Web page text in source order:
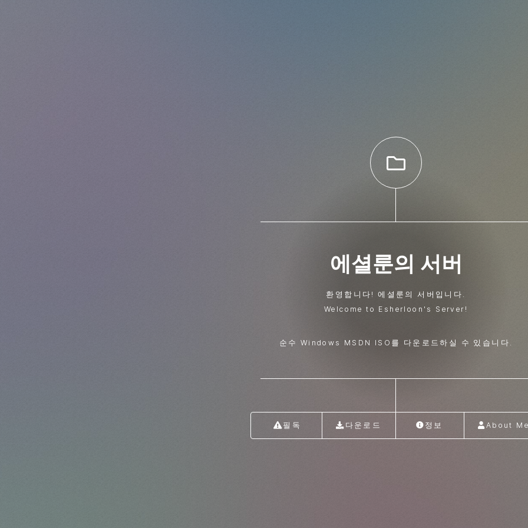
에셜룬의 서버
환영합니다! 에셜룬의 서버입니다.
Welcome to Esherloon's Server!
순수 Windows MSDN ISO를 다운로드하실 수 있습니다.
필독 다운로드 정보 About